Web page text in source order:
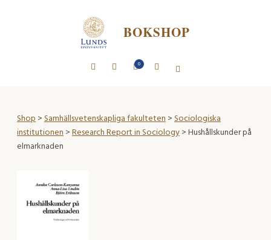
BOKSHOP
0
Shop>Samhällsvetenskapliga fakulteten>Sociologiska
institutionen>Research Report in Sociology> Hushållskunder på
elmarknaden